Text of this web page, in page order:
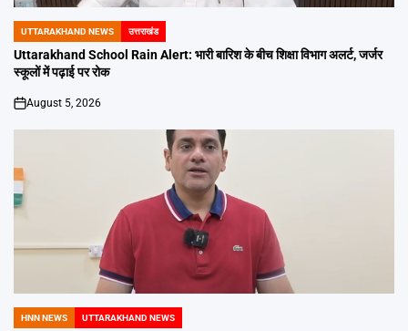
POSTED
IN
UTTARAKHAND NEWS उत्तराखंड
Uttarakhand School Rain Alert: भारी बारिश के बीच शिक्षा विभाग अलर्ट, जर्जर
स्कूलों में पढ़ाई पर रोक
on
August 5, 2026
POSTED
HNN NEWS UTTARAKHAND NEWS